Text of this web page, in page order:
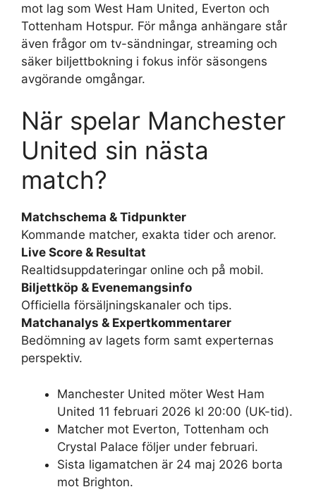
mot lag som West Ham United, Everton och
Tottenham Hotspur. För många anhängare står
även frågor om tv-sändningar, streaming och
säker biljettbokning i fokus inför säsongens
avgörande omgångar.
När spelar Manchester
United sin nästa
match?
Matchschema & Tidpunkter
Kommande matcher, exakta tider och arenor.
Live Score & Resultat
Realtidsuppdateringar online och på mobil.
Biljettköp & Evenemangsinfo
Officiella försäljningskanaler och tips.
Matchanalys & Expertkommentarer
Bedömning av lagets form samt experternas
perspektiv.
Manchester United möter West Ham
United 11 februari 2026 kl 20:00 (UK-tid).
Matcher mot Everton, Tottenham och
Crystal Palace följer under februari.
Sista ligamatchen är 24 maj 2026 borta
mot Brighton.